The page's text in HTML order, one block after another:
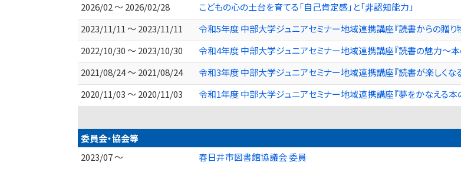
2026/02 ～ 2026/02/28
こどもの心の土台を育てる「自己肯定感」と「非認知能力」
2023/11/11 ～ 2023/11/11
令和5年度 中部大学ジュニアセミナー地域連携講座『読書からの贈り
2022/10/30 ～ 2023/10/30
令和4年度 中部大学ジュニアセミナー地域連携講座『読書の魅力～本
2021/08/24 ～ 2021/08/24
令和3年度 中部大学ジュニアセミナー地域連携講座『読書が楽しくな
2020/11/03 ～ 2020/11/03
令和1年度 中部大学ジュニアセミナー地域連携講座『夢をかなえる本
委員会・協会等
2023/07 ～
春日井市図書館協議会 委員